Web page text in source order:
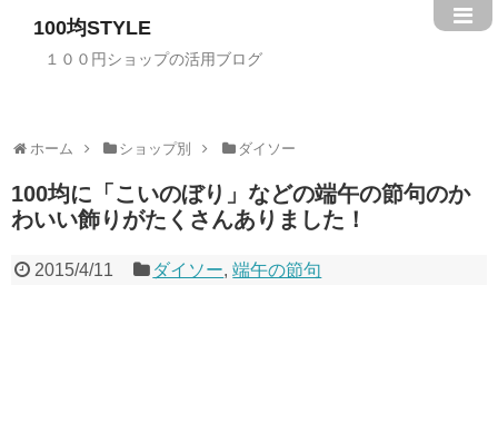
100均STYLE
１００円ショップの活用ブログ
ホーム ショップ別 ダイソー
100均に「こいのぼり」などの端午の節句のか
わいい飾りがたくさんありました！
2015/4/11 ダイソー,端午の節句